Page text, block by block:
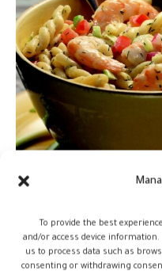
To provide the best
and/or access device
us to process data such as
consenting or withdrawing
وصفة
فرح 16 مارس، 2026